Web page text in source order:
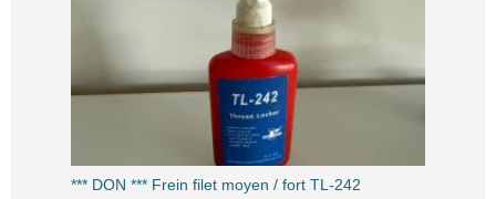
*** DON *** Frein filet moyen / fort TL-242